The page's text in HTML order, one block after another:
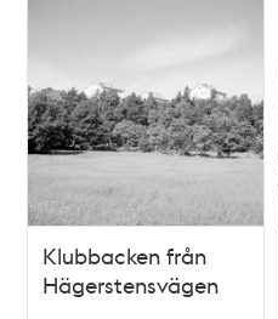
Klubbacken från
Hägerstensvägen